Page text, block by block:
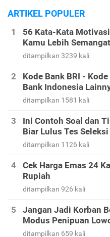
ARTIKEL POPULER
56 Kata-Kata
Kamu Lebih
ditampilkan 3239 kali
Kode Bank BRI -
Bank Indonesia
ditampilkan 1581 kali
Ini Contoh Soal dan
Biar Lulus Tes Seleksi
ditampilkan 1126 kali
Cek Harga Emas 24
Rupiah
ditampilkan 926 kali
Jangan Jadi Korban
Modus Penipuan
ditampilkan 659 kali